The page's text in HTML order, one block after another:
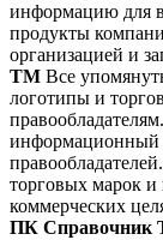
информацию для
продукты
организацией и
ТМ Все
логотипы и
информационный
торговых марок и
коммерческих
ПК Справочник